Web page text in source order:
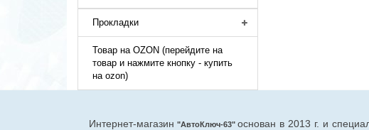
Прокладки
Товар на OZON (перейдите на
товар и нажмите кнопку - купить
на ozon)
Интернет-магазин "АвтоКлюч-63"основан в 2013 г. и